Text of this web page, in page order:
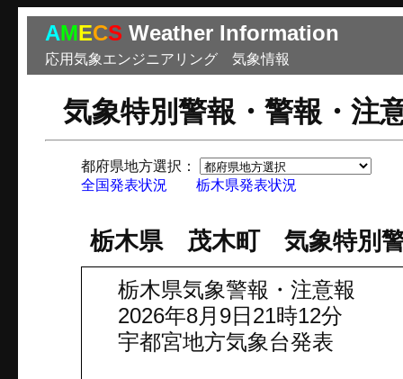
AMECS Weather Information
応用気象エンジニアリング 気象情報
気象特別警報・警報・注
都府県地方選択：
全国発表状況
栃木県発表状況
栃木県 茂木町 気象特別警
栃木県気象警報・注意報
2026年8月9日21時12分
宇都宮地方気象台発表